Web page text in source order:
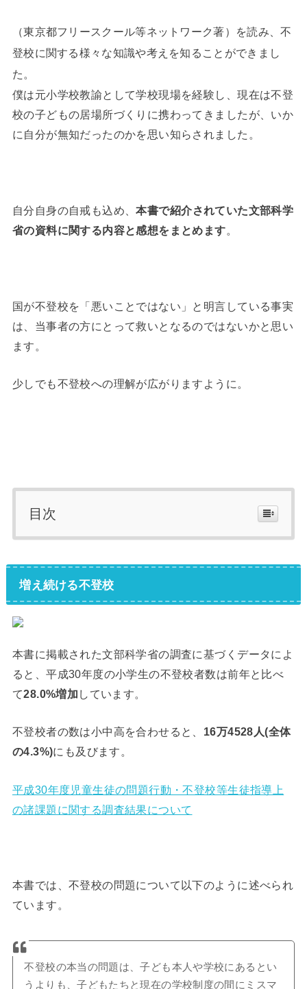
（東京都フリースクール等ネットワーク著）を読み、不
登校に関する様々な知識や考えを知ることができまし
た。
僕は元小学校教諭として学校現場を経験し、現在は不登
校の子どもの居場所づくりに携わってきましたが、いか
に自分が無知だったのかを思い知らされました。
自分自身の自戒も込め、本書で紹介されていた文部科学
省の資料に関する内容と感想をまとめます。
国が不登校を「悪いことではない」と明言している事実
は、当事者の方にとって救いとなるのではないかと思い
ます。
少しでも不登校への理解が広がりますように。
目次
増え続ける不登校
本書に掲載された文部科学省の調査に基づくデータによ
ると、平成30年度の小学生の不登校者数は前年と比べ
て28.0%増加 しています。
不登校者の数は小中高を合わせると、 16万4528人(全体
の4.3%)にも及びます。
平成30年度児童生徒の問題行動・不登校等生徒指導上
の諸課題に関する調査結果について
本書では、不登校の問題について以下のように述べられ
ています。
不登校の本当の問題は、子ども本人や学校にあるとい
うよりも、子どもたちと現在の学校制度の間にミスマ